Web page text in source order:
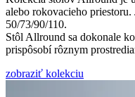
alebo rokovacieho
50/73/90/110.
Stôl Allround sa dokonale
prispôsobí rôznym
zobraziť kolekciu